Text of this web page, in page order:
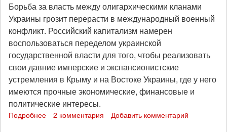
Борьба за власть между олигархическими кланами
Украины грозит перерасти в международный военный
конфликт. Российский капитализм намерен
воспользоваться переделом украинской
государственной власти для того, чтобы реализовать
свои давние имперские и экспансионистские
устремления в Крыму и на Востоке Украины, где у него
имеются прочные экономические, финансовые и
политические интересы.
Подробнее 2 комментария Добавить комментарий